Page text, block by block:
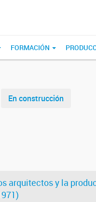
FORMACIÓN
En construcción
arquitectos y la